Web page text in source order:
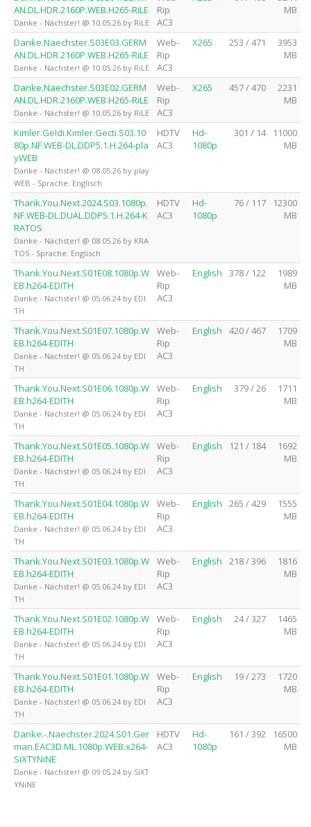
AN.DL.HDR.2160P.WEB.H265-RiLE
Danke - Nächster! @ 10.05.26 by RiLE
Rip
AC3
MB
Danke.Naechster.S03E03.GERM
AN.DL.HDR.2160P.WEB.H265-RiLE
Danke - Nächster! @ 10.05.26 by RiLE
Web-
Rip
AC3
X265 253 / 471
3953
MB
Danke.Naechster.S03E02.GERM
AN.DL.HDR.2160P.WEB.H265-RiLE
Danke - Nächster! @ 10.05.26 by RiLE
Web-
Rip
AC3
X265 457 / 470
2231
MB
Kimler.Geldi.Kimler.Gecti.S03.10
80p.NF.WEB-DL.DDP5.1.H.264-pla
yWEB
Danke - Nächster! @ 08.05.26 by play
WEB - Sprache: Englisch
HDTV
AC3
Hd-
1080p
301 / 14
11000
MB
Thank.You.Next.2024.S03.1080p.
NF.WEB-DL.DUAL.DDP5.1.H.264-K
RATOS
Danke - Nächster! @ 08.05.26 by KRA
TOS - Sprache: Englisch
HDTV
AC3
Hd-
1080p
76 / 117
12300
MB
Thank.You.Next.S01E08.1080p.W
EB.h264-EDITH
Danke - Nächster! @ 05.06.24 by EDI
TH
Web-
Rip
AC3
English 378 / 122
1989
MB
Thank.You.Next.S01E07.1080p.W
EB.h264-EDITH
Danke - Nächster! @ 05.06.24 by EDI
TH
Web-
Rip
AC3
English 420 / 467
1709
MB
Thank.You.Next.S01E06.1080p.W
EB.h264-EDITH
Danke - Nächster! @ 05.06.24 by EDI
TH
Web-
Rip
AC3
English 379 / 26
1711
MB
Thank.You.Next.S01E05.1080p.W
EB.h264-EDITH
Danke - Nächster! @ 05.06.24 by EDI
TH
Web-
Rip
AC3
English 121 / 184
1692
MB
Thank.You.Next.S01E04.1080p.W
EB.h264-EDITH
Danke - Nächster! @ 05.06.24 by EDI
TH
Web-
Rip
AC3
English 265 / 429
1555
MB
Thank.You.Next.S01E03.1080p.W
EB.h264-EDITH
Danke - Nächster! @ 05.06.24 by EDI
TH
Web-
Rip
AC3
English 218 / 396
1816
MB
Thank.You.Next.S01E02.1080p.W
EB.h264-EDITH
Danke - Nächster! @ 05.06.24 by EDI
TH
Web-
Rip
AC3
English 24 / 327
1465
MB
Thank.You.Next.S01E01.1080p.W
EB.h264-EDITH
Danke - Nächster! @ 05.06.24 by EDI
TH
Web-
Rip
AC3
English 19 / 273
1720
MB
Danke.-.Naechster.2024.S01.Ger
man.EAC3D.ML.1080p.WEB.x264-
SiXTYNiNE
Danke - Nächster! @ 09.05.24 by SiXT
YNiNE
HDTV
AC3
Hd-
1080p
161 / 392
16500
MB